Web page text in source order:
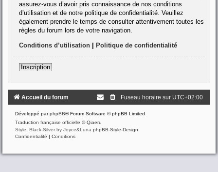
assurez-vous d’avoir pris connaissance de nos conditions
d’utilisation et de notre politique de confidentialité. Veuillez
également prendre le temps de consulter attentivement toutes les
règles du forum lors de votre navigation.
Conditions d’utilisation Politique de confidentialité
Inscription
Accueil du forum Fuseau horaire sur UTC+02:00
Développé parphpBB® Forum Software © phpBB Limited
Traduction française officielle ©Qiaeru
Style: Black-Silver by Joyce&Luna phpBB-Style-Design
Confidentialité | Conditions